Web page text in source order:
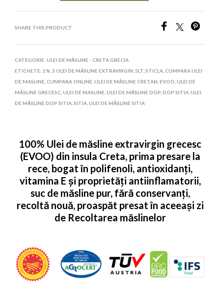
SHARE THIS PRODUCT
CATEGORIE: ULEI DE MĂSLINE - CRETA GRECIA
ETICHETE: 2% 3 ULEI DE MĂSLINE EXTRAVIRGIN 5LT STICLA CUMPARA ULEI
DE MASLINE CUMPARA ONLINE ULEI DE MĂSLINE CRETAN EVOO ULEI DE
MĂSLINE GRECESC ULEI DE MASLINE ULEI DE MĂSLINE DOP DOP SITIA ULEI
DE MĂSLINE DOP SITIA SITIA ULEI DE MĂSLINE SITIA
100% Ulei de măsline extravirgin grecesc
(EVOO) din insula Creta, prima presare la
rece, bogat în polifenoli, antioxidanți,
vitamina E și proprietăți antiinflamatorii,
suc de măsline pur, fără conservanți,
recoltă nouă, proaspăt presat în aceeași zi
de Recoltarea măslinelor